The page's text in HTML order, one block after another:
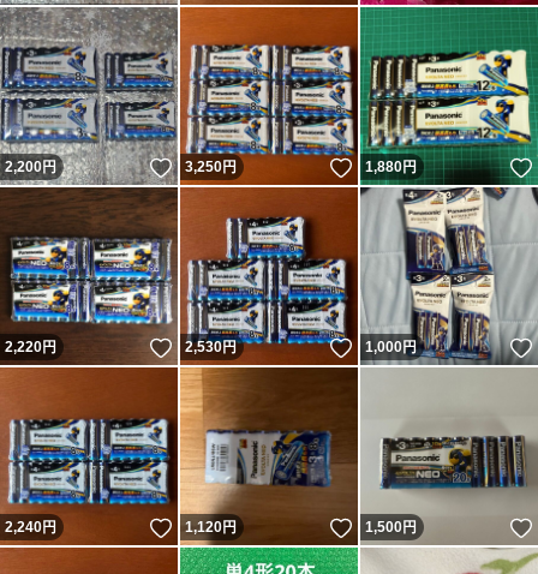
2,200円 いいね！
3,250円 いいね！
1,880円
2,220円 いいね！
2,530円 いいね！
1,000円
2,240円 いいね！
1,120円 いいね！
1,500円